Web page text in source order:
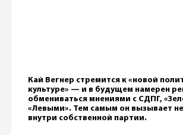
Кай Вегнер стремится к «новой
культуре» — и в будущем намерен
обмениваться мнениями с СДПГ,
«Левыми». Тем самым он вызывает
внутри собственной партии.